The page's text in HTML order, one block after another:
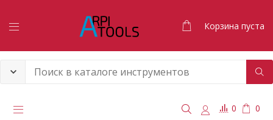
Корзина пуста
0 0